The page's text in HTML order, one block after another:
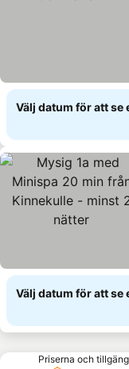
Välj datum för att se
Välj datum för att se
Priserna och